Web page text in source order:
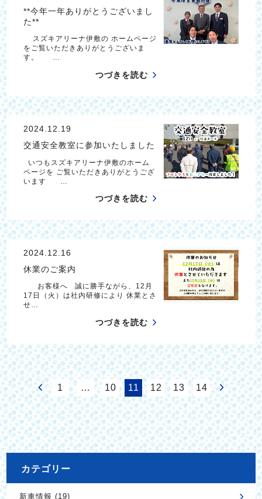
**今年一年ありがとうございまし
た**
スズキアリーナ伊敷の ホームページ
をご覧いただきありがとうございま
す。 …
つづきを読む
2024.12.19
交通安全教室に参加いたしました
いつもスズキアリーナ伊敷のホーム
ページを ご覧いただきありがとうござ
います …
つづきを読む
2024.12.16
休業のご案内
お客様へ 誠に勝手ながら、12月
17日（火）は社内研修により 休業とさ
せ…
つづきを読む
1 … 10 11 12 13 14
カテゴリー
新車情報 (19)